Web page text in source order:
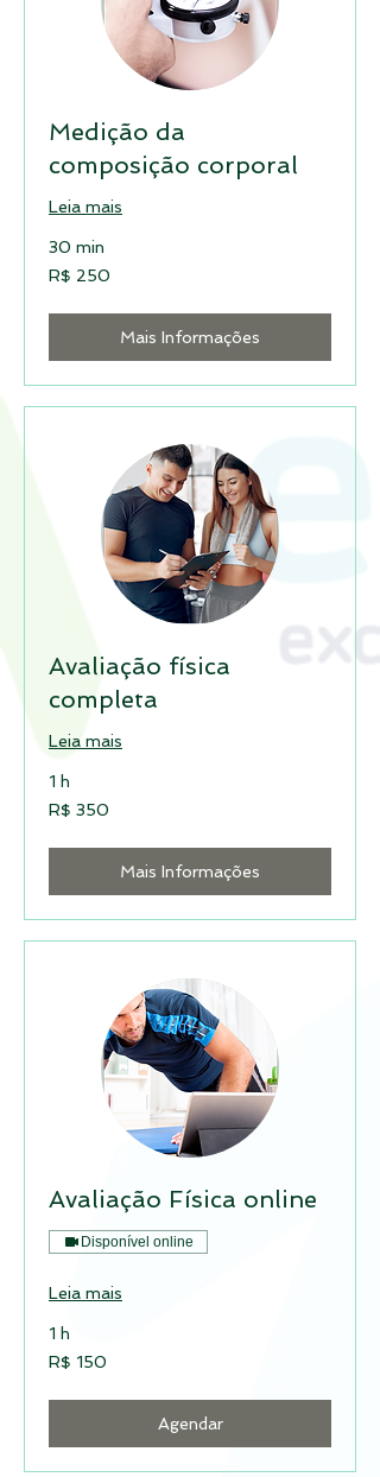
Medição da
composição corporal
Leia mais
30 min
250
Reais
R$ 250
Mais Informações
Avaliação física
completa
Leia mais
1 h
350
Reais
R$ 350
Mais Informações
Avaliação Física online
Disponível online
Leia mais
1 h
150
Reais
R$ 150
Agendar